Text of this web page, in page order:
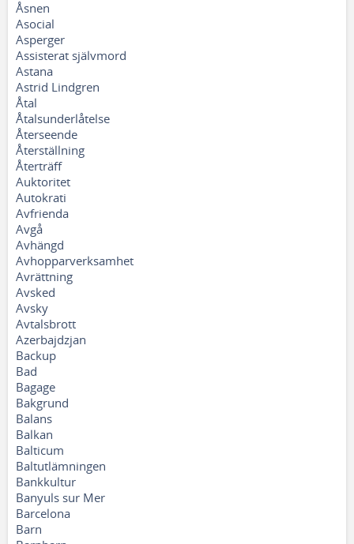
Åsnen
Asocial
Asperger
Assisterat självmord
Astana
Astrid Lindgren
Åtal
Åtalsunderlåtelse
Återseende
Återställning
Återträff
Auktoritet
Autokrati
Avfrienda
Avgå
Avhängd
Avhopparverksamhet
Avrättning
Avsked
Avsky
Avtalsbrott
Azerbajdzjan
Backup
Bad
Bagage
Bakgrund
Balans
Balkan
Balticum
Baltutlämningen
Bankkultur
Banyuls sur Mer
Barcelona
Barn